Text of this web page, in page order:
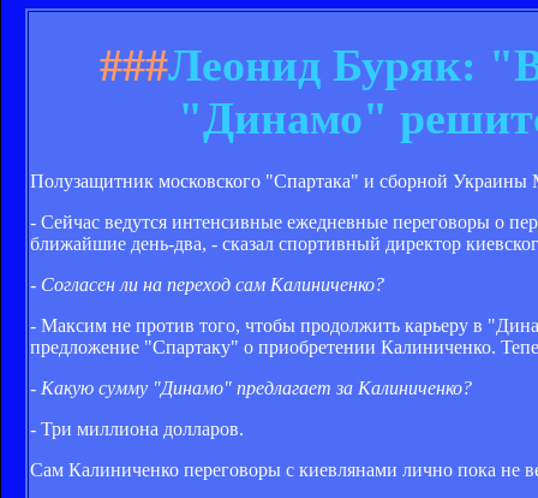
###Леонид Буряк:
"Динамо"
Полузащитник московского "Спартака" и сборной
- Сейчас ведутся интенсивные ежедневные переговоры о
ближайшие день-два, - сказал спортивный директор
- Согласен ли на переход сам Калиниченко?
- Максим не против того, чтобы продолжить карьеру в
предложение "Спартаку" о приобретении Калиниченко.
- Какую сумму "Динамо" предлагает за Калиниченко?
- Три миллиона долларов.
Сам Калиниченко переговоры с киевлянами лично пока не